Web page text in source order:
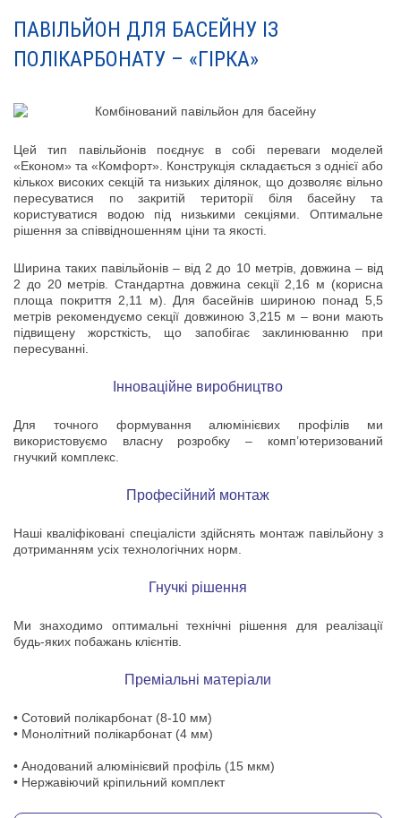
ПАВІЛЬЙОН ДЛЯ БАСЕЙНУ ІЗ
ПОЛІКАРБОНАТУ – «ГІРКА»
Цей тип павільйонів поєднує в собі переваги моделей
«Економ» та «Комфорт». Конструкція складається з однієї або
кількох високих секцій та низьких ділянок, що дозволяє вільно
пересуватися по закритій території біля басейну та
користуватися водою під низькими секціями. Оптимальне
рішення за співвідношенням ціни та якості.
Ширина таких павільйонів – від 2 до 10 метрів, довжина – від
2 до 20 метрів. Стандартна довжина секції 2,16 м (корисна
площа покриття 2,11 м). Для басейнів шириною понад 5,5
метрів рекомендуємо секції довжиною 3,215 м – вони мають
підвищену жорсткість, що запобігає заклинюванню при
пересуванні.
Інноваційне виробництво
Для точного формування алюмінієвих профілів ми
використовуємо власну розробку – комп’ютеризований
гнучкий комплекс.
Професійний монтаж
Наші кваліфіковані спеціалісти здійснять монтаж павільйону з
дотриманням усіх технологічних норм.
Гнучкі рішення
Ми знаходимо оптимальні технічні рішення для реалізації
будь-яких побажань клієнтів.
Преміальні матеріали
• Сотовий полікарбонат (8-10 мм)
• Монолітний полікарбонат (4 мм)
• Анодований алюмінієвий профіль (15 мкм)
• Нержавіючий кріпильний комплект